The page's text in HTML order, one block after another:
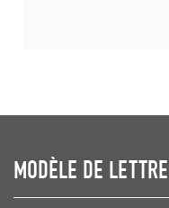
MODÈLE DE LETTRE